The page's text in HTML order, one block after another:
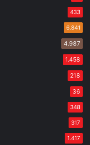
433
6.841
4.987
1.458
218
36
348
317
1.417